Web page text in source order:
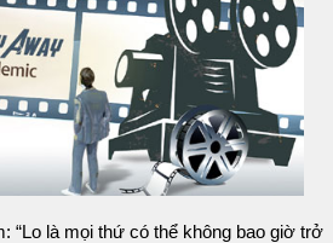
“Lo là mọi thứ có thể không bao giờ trở